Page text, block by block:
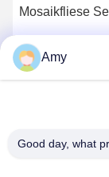
Mosaikfliese
Wir
Amy
Good day, what